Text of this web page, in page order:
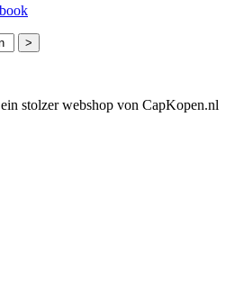
>
stolzer webshop von CapKopen.nl